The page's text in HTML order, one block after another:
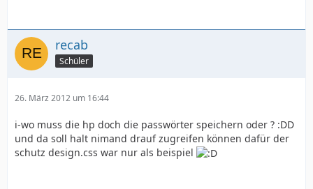
recab
Schüler
26. März 2012 um 16:44
i-wo muss die hp doch die passwörter speichern oder ? :DD
und da soll halt nimand drauf zugreifen können dafür der
schutz design.css war nur als beispiel